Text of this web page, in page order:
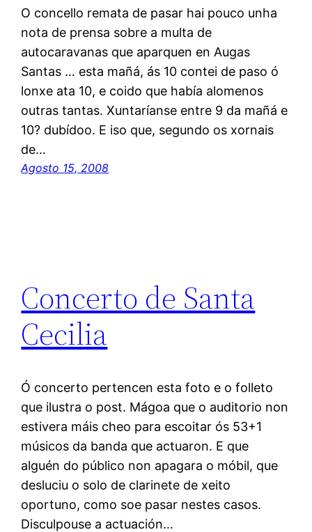
O concello remata de pasar hai pouco unha
nota de prensa sobre a multa de
autocaravanas que aparquen en Augas
Santas … esta mañá, ás 10 contei de paso ó
lonxe ata 10, e coido que había alomenos
outras tantas. Xuntaríanse entre 9 da mañá e
10? dubídoo. E iso que, segundo os xornais
de…
Agosto 15, 2008
Concerto de Santa
Cecilia
Ó concerto pertencen esta foto e o folleto
que ilustra o post. Mágoa que o auditorio non
estivera máis cheo para escoitar ós 53+1
músicos da banda que actuaron. E que
alguén do público non apagara o móbil, que
desluciu o solo de clarinete de xeito
oportuno, como soe pasar nestes casos.
Disculpouse a actuación…